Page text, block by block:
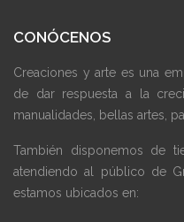
CONÓCENOS
Creaciones y arte es una
de dar respuesta a la
manualidades, bellas artes,
También disponemos de
atendiendo al público de
estamos ubicados en: